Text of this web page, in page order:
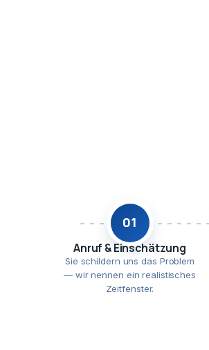
01
Anruf & Einschätzung
Sie schildern uns das Problem
— wir nennen ein realistisches
Zeitfenster.